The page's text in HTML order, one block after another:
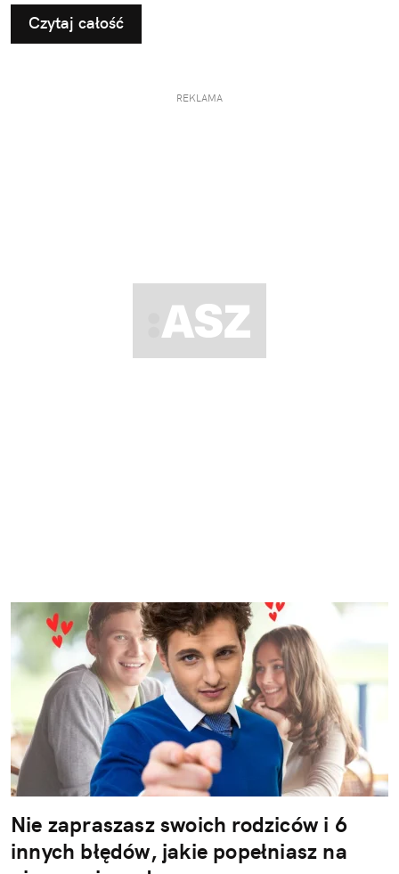
Czytaj całość
REKLAMA
Nie zapraszasz swoich rodziców i 6
innych błędów, jakie popełniasz na